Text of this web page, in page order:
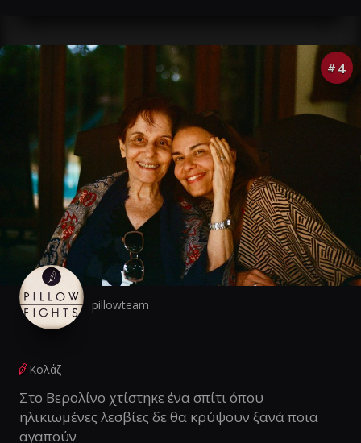
# 4
pillowteam
Κολάζ
Στο Βερολίνο χτίστηκε ένα σπίτι όπου
ηλικιωμένες λεσβίες δε θα κρύψουν ξανά ποια
αγαπούν